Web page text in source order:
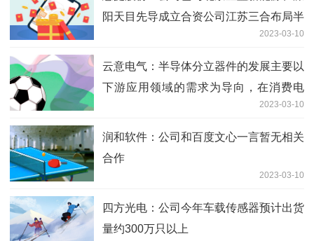
阳天目先导成立合资公司江苏三合布局半
固态电池领域，目前项目正在顺利推进中
环球今头条
2023-03-10
云意电气：半导体分立器件的发展主要以
下游应用领域的需求为导向，在消费电
子、汽车、家用电器等领域均有广泛的应
用
2023-03-10
润和软件：公司和百度文心一言暂无相关
合作
2023-03-10
四方光电：公司今年车载传感器预计出货
量约300万只以上